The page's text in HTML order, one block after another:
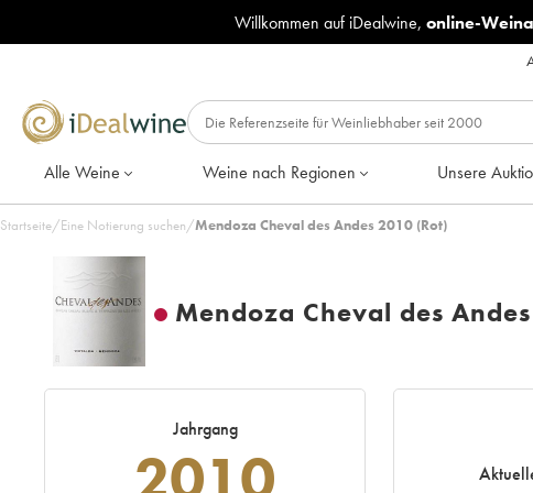
Willkommen auf iDealwine, online-
Alle Weine Weine nach Regionen Unsere
Startseite/Eine Notierung suchen/Mendoza Cheval des Andes 2010 (Rot)
Mendoza Cheval des Andes
Jahrgang